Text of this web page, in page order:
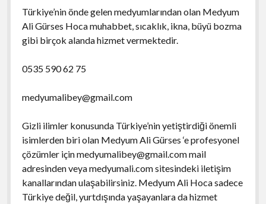
Türkiye’nin önde gelen medyumlarından olan Medyum
Ali Gürses Hoca muhabbet, sıcaklık, ikna, büyü bozma
gibi birçok alanda hizmet vermektedir.
0535 590 62 75
medyumalibey@gmail.com
Gizli ilimler konusunda Türkiye’nin yetiştirdiği önemli
isimlerden biri olan Medyum Ali Gürses ‘e profesyonel
çözümler içinmedyumalibey@gmail.commail
adresinden veya medyumali.com sitesindeki iletişim
kanallarından ulaşabilirsiniz. Medyum Ali Hoca sadece
Türkiye değil, yurtdışında yaşayanlara da hizmet